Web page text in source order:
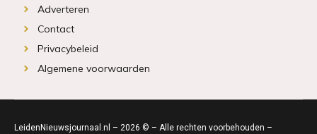
Adverteren
Contact
Privacybeleid
Algemene voorwaarden
LeidenNieuwsjournaal.nl – 2026 © – Alle rechten voorbehouden –